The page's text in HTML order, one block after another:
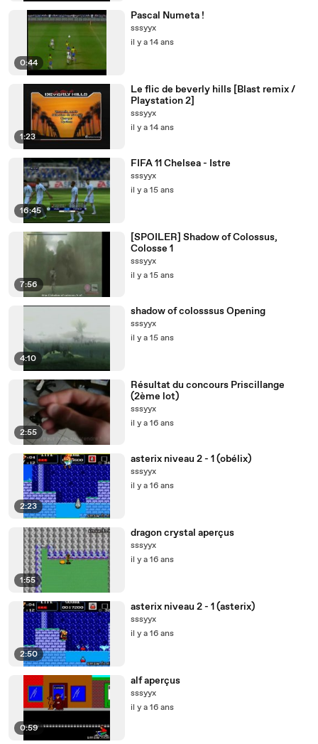
0:44
Pascal Numeta !
sssyyx
il y a 14 ans
1:23
Le flic de beverly hills [Blast remix /
Playstation 2]
sssyyx
il y a 14 ans
16:45
FIFA 11 Chelsea - Istre
sssyyx
il y a 15 ans
7:56
[SPOILER] Shadow of Colossus,
Colosse 1
sssyyx
il y a 15 ans
4:10
shadow of colosssus Opening
sssyyx
il y a 15 ans
2:55
Résultat du concours Priscillange
(2ème lot)
sssyyx
il y a 16 ans
2:23
asterix niveau 2 - 1 (obélix)
sssyyx
il y a 16 ans
1:55
dragon crystal aperçus
sssyyx
il y a 16 ans
2:50
asterix niveau 2 - 1 (asterix)
sssyyx
il y a 16 ans
0:59
alf aperçus
sssyyx
il y a 16 ans